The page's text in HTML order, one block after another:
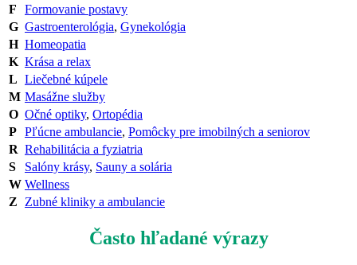
F
Formovanie postavy
G Gastroenterológia, Gynekológia
H Homeopatia
K Krása a relax
L Liečebné kúpele
M Masážne služby
O Očné optiky, Ortopédia
P Pľúcne ambulancie, Pomôcky pre imobilných a seniorov
R Rehabilitácia a fyziatria
S
Salóny krásy, Sauny a solária
W Wellness
Z
Zubné kliniky a ambulancie
Často hľadané výrazy